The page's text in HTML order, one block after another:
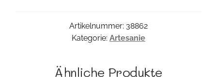
Artikelnummer: 38862
Kategorie: Artesanie
Ähnliche Produkte